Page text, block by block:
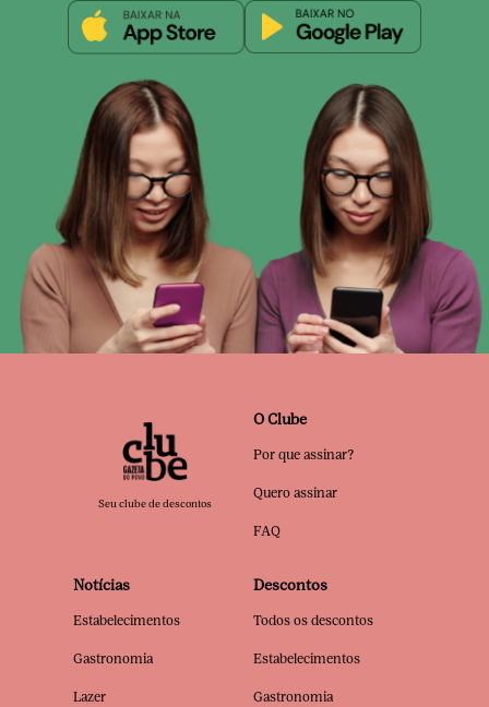
Seu clube de descontos
O Clube
Por que assinar?
Quero assinar
FAQ
Notícias
Estabelecimentos
Gastronomia
Lazer
Descontos
Todos os descontos
Estabelecimentos
Gastronomia